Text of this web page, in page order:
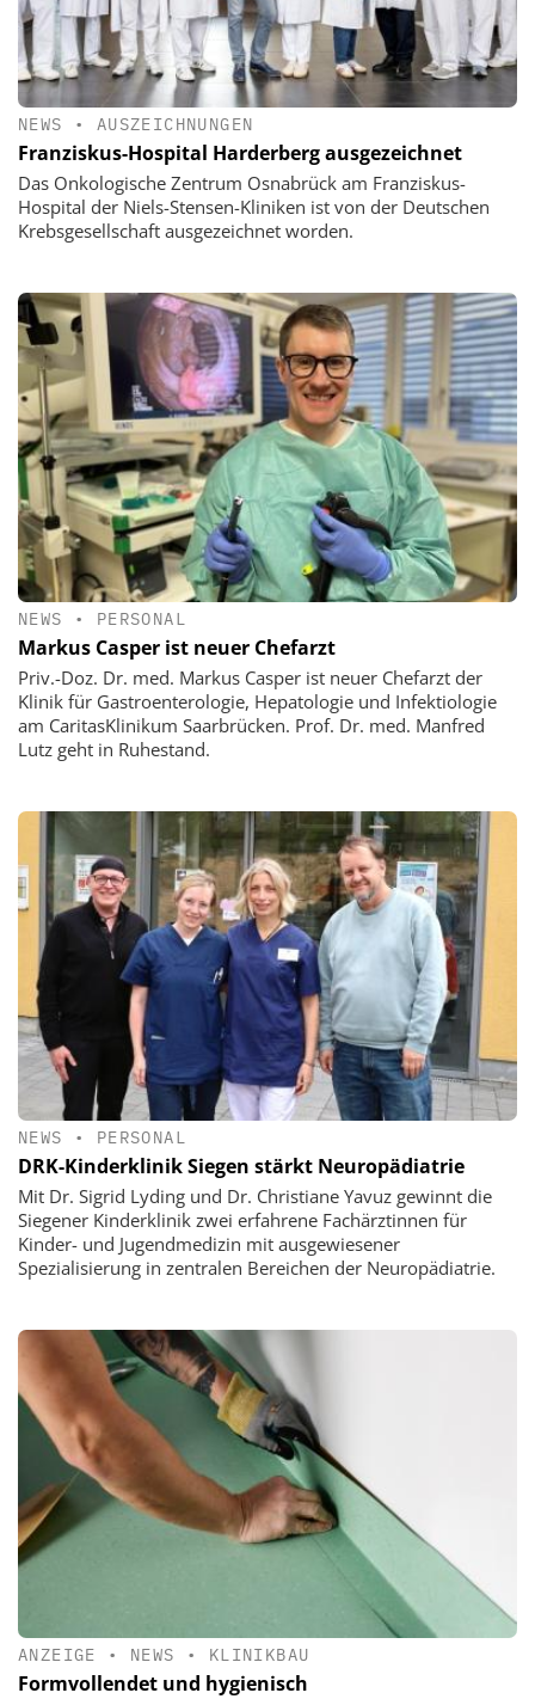
NEWS • AUSZEICHNUNGEN
Franziskus-Hospital Harderberg ausgezeichnet
Das Onkologische Zentrum Osnabrück am Franziskus-
Hospital der Niels-Stensen-Kliniken ist von der Deutschen
Krebsgesellschaft ausgezeichnet worden.
NEWS • PERSONAL
Markus Casper ist neuer Chefarzt
Priv.-Doz. Dr. med. Markus Casper ist neuer Chefarzt der
Klinik für Gastroenterologie, Hepatologie und Infektiologie
am CaritasKlinikum Saarbrücken. Prof. Dr. med. Manfred
Lutz geht in Ruhestand.
NEWS • PERSONAL
DRK-Kinderklinik Siegen stärkt Neuropädiatrie
Mit Dr. Sigrid Lyding und Dr. Christiane Yavuz gewinnt die
Siegener Kinderklinik zwei erfahrene Fachärztinnen für
Kinder- und Jugendmedizin mit ausgewiesener
Spezialisierung in zentralen Bereichen der Neuropädiatrie.
ANZEIGE • NEWS • KLINIKBAU
Formvollendet und hygienisch